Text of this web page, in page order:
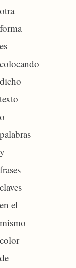
otra
forma
es
colocando
dicho
texto
o
palabras
y
frases
claves
en el
mismo
color
de